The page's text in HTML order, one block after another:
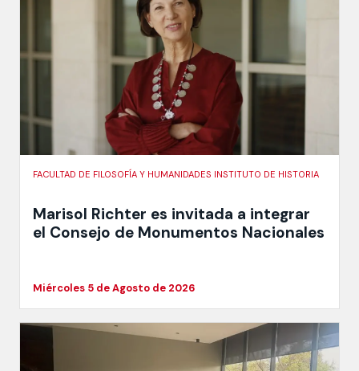
FACULTAD DE FILOSOFÍA Y HUMANIDADES INSTITUTO DE HISTORIA
Marisol Richter es invitada a integrar
el Consejo de Monumentos Nacionales
Miércoles 5 de Agosto de 2026